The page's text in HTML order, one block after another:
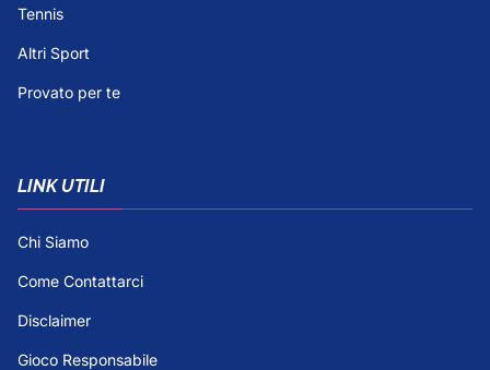
Tennis
Altri Sport
Provato per te
LINK UTILI
Chi Siamo
Come Contattarci
Disclaimer
Gioco Responsabile